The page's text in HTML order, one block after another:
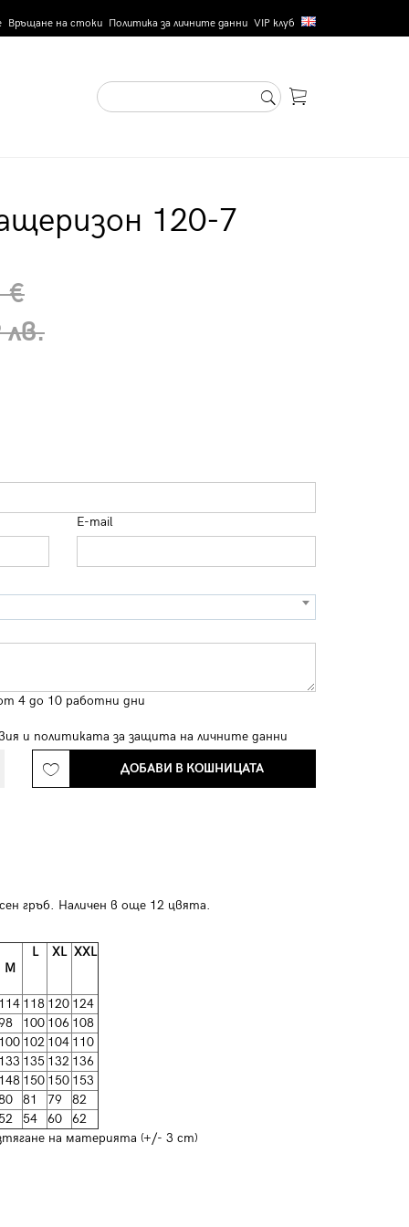
Връщане на стоки Политика за личните данни VIP клуб
120-7
€
лв.
E-mail
4 до 10 работни дни
и политиката за защита на личните данни
ДОБАВИ В КОШНИЦАТА
гръб. Наличен в още 12 цвята.
M
L XL XXL
114 118 120 124
100 106 108
100 102 104 110
133 135 132 136
148 150 150 153
81 79
82
54 60
62
на материята (+/- 3 cm)